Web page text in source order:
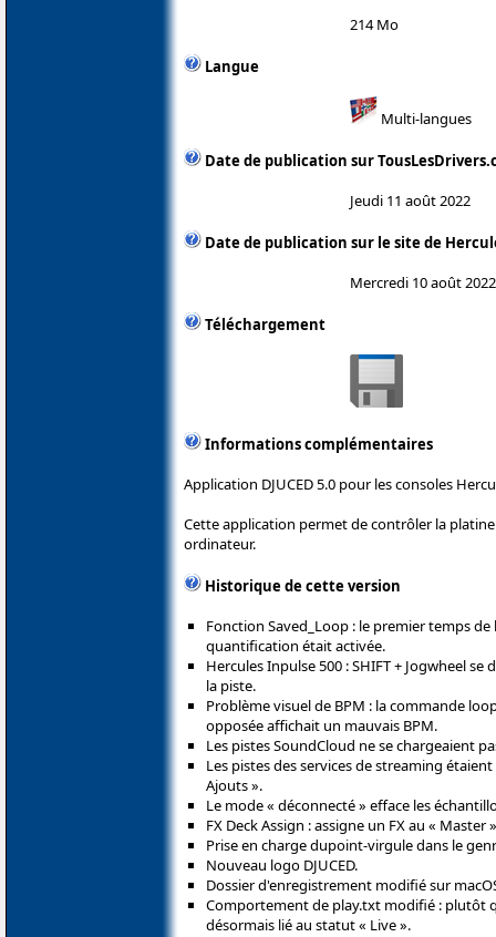
214 Mo
Langue
Multi-langues
Date de publication sur
Jeudi 11 août 2022
Date de publication sur le site de
Mercredi 10 août 2022
Téléchargement
Informations complémentaires
Application DJUCED 5.0 pour les consoles
Cette application permet de contrôler la
ordinateur.
Historique de cette version
Fonction Saved_Loop : le premier temps
quantification était activée.
Hercules Inpulse 500 : SHIFT + Jogwheel
la piste.
Problème visuel de BPM : la commande
opposée affichait un mauvais BPM.
Les pistes SoundCloud ne se chargeaient
Les pistes des services de streaming
Ajouts ».
Le mode « déconnecté » efface les
FX Deck Assign : assigne un FX au « Master
Prise en charge dupoint-virgule dans le
Nouveau logo DJUCED.
Dossier d'enregistrement modifié sur
Comportement de play.txt modifié : plutôt
désormais lié au statut « Live ».